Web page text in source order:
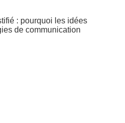
: pourquoi les idées
de communication